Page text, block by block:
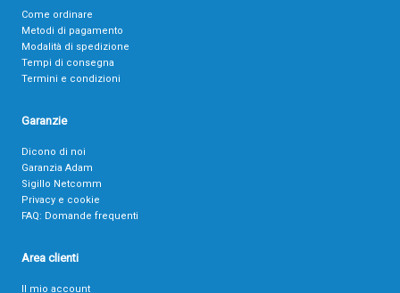
Come ordinare
Metodi di pagamento
Modalità di spedizione
Tempi di consegna
Termini e condizioni
Garanzie
Dicono di noi
Garanzia Adam
Sigillo Netcomm
Privacy e cookie
FAQ: Domande frequenti
Area clienti
Il mio account